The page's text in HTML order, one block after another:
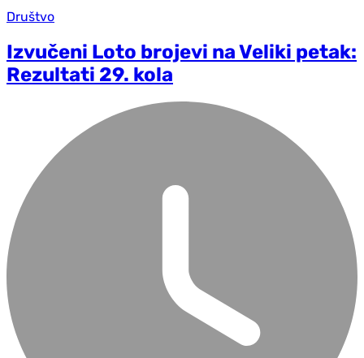
Društvo
Izvučeni Loto brojevi na Veliki petak:
Rezultati 29. kola